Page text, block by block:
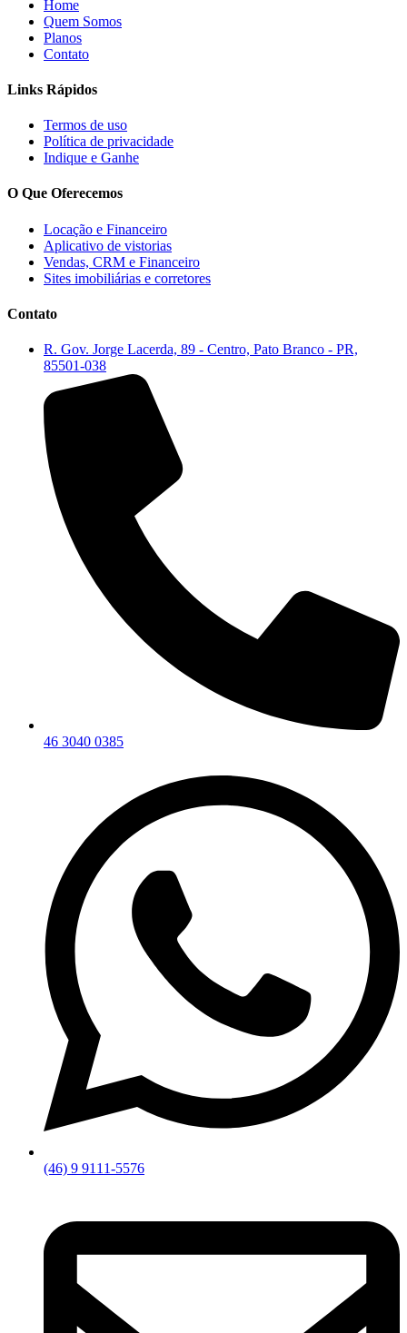
Home
Quem Somos
Planos
Contato
Links Rápidos
Termos de uso
Política de privacidade
Indique e Ganhe
O Que Oferecemos
Locação e Financeiro
Aplicativo de vistorias
Vendas, CRM e Financeiro
Sites imobiliárias e corretores
Contato
R. Gov. Jorge Lacerda, 89 - Centro, Pato Branco - PR,
85501-038
46 3040 0385
(46) 9 9111-5576